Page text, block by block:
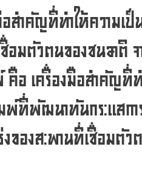
สำคัญที่ทำให้ความเป็
อมตัวตนของชนชาติ
เครื่องมือสำคัญที่ท
ที่พัฒนาทันกระแสก
ของสะพานที่เชื่อมตั